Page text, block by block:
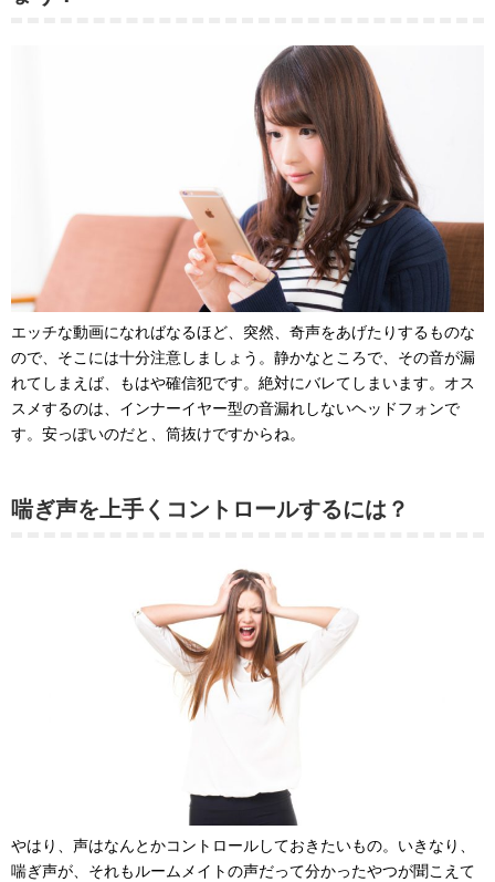
エッチな動画になればなるほど、突然、奇声をあげたりするものな
ので、そこには十分注意しましょう。静かなところで、その音が漏
れてしまえば、もはや確信犯です。絶対にバレてしまいます。オス
スメするのは、インナーイヤー型の音漏れしないヘッドフォンで
す。安っぽいのだと、筒抜けですからね。
喘ぎ声を上手くコントロールするには？
やはり、声はなんとかコントロールしておきたいもの。いきなり、
喘ぎ声が、それもルームメイトの声だって分かったやつが聞こえて